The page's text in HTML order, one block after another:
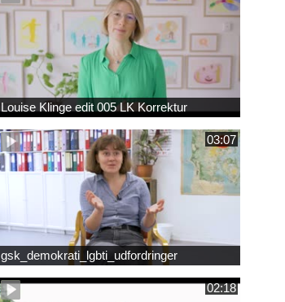
Louise Klinge edit 005 LK Korrektur
03:07
gsk_demokrati_lgbti_udfordringer
02:18